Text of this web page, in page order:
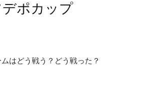
ポカップ
はどう戦う？どう戦った？